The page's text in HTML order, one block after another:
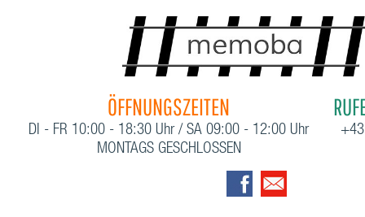
ÖFFNUNGSZEITEN
DI - FR 10:00 - 18:30 Uhr / SA 09:00 - 12:00 Uhr
MONTAGS GESCHLOSSEN